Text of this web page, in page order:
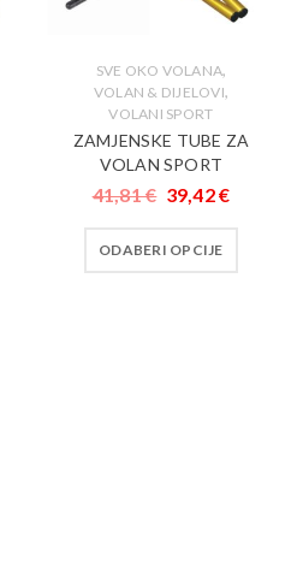
SVE OKO VOLANA,
VOLAN & DIJELOVI,
VOLANI SPORT
ZAMJENSKE TUBE ZA
VOLAN SPORT
41,81€ 39,42€
ODABERI OPCIJE